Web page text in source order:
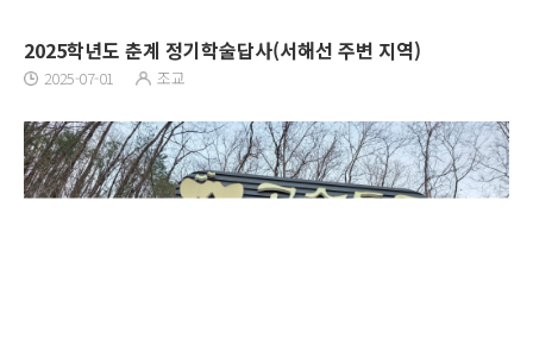
2025학년도 춘계 정기학술답사(서해선 주변 지역)
2025-07-01 조교